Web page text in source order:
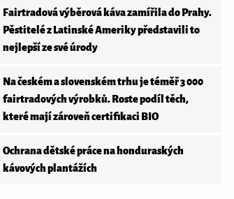
Fairtradová výběrová káva zamířila do Prahy.
Pěstitelé z Latinské Ameriky představili to
nejlepší ze své úrody
Na českém a slovenském trhu je téměř 3 000
fairtradových výrobků. Roste podíl těch,
které mají zároveň certifikaci BIO
Ochrana dětské práce na honduraských
kávových plantážích